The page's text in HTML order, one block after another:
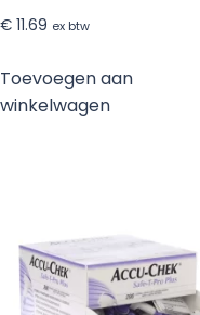
€ 11.69 ex btw
Toevoegen aan
winkelwagen